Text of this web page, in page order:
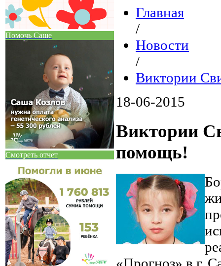
Помочь Саше
Смотреть отчет
Главная
/
Новости
/
Виктории
18-06-2015
Виктории
помощь!